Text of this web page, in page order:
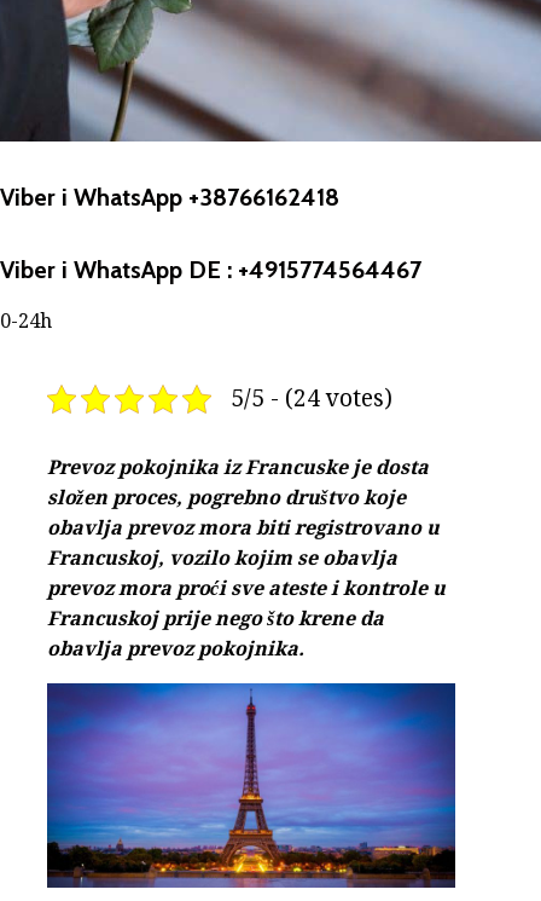
Viber i WhatsApp +38766162418
Viber i WhatsApp DE : +4915774564467
0-24h
5/5 - (24 votes)
Prevoz pokojnika iz Francuske je dosta
složen proces, pogrebno društvo koje
obavlja prevoz mora biti registrovano u
Francuskoj, vozilo kojim se obavlja
prevoz mora proći sve ateste i kontrole u
Francuskoj prije nego što krene da
obavlja prevoz pokojnika.